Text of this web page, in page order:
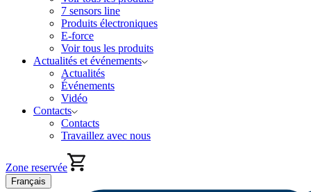
7 sensors line
Produits électroniques
E-force
Voir tous les produits
Actualités et événements
Actualités
Événements
Vidéo
Contacts
Contacts
Travaillez avec nous
Zone reservée
Français